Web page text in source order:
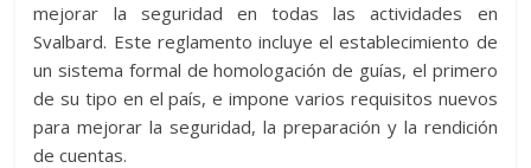
mejorar la seguridad en todas las actividades en
Svalbard. Este reglamento incluye el establecimiento de
un sistema formal de homologación de guías, el primero
de su tipo en el país, e impone varios requisitos nuevos
para mejorar la seguridad, la preparación y la rendición
de cuentas.